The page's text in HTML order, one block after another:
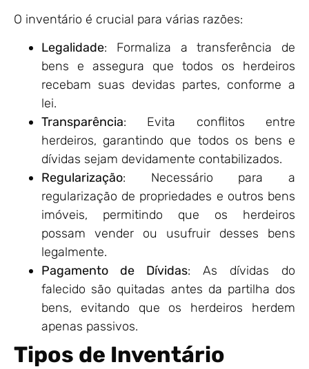
O inventário é crucial para várias razões:
Legalidade: Formaliza a transferência de
bens e assegura que todos os herdeiros
recebam suas devidas partes, conforme a
lei.
Transparência: Evita conflitos entre
herdeiros, garantindo que todos os bens e
dívidas sejam devidamente contabilizados.
Regularização: Necessário para a
regularização de propriedades e outros bens
imóveis, permitindo que os herdeiros
possam vender ou usufruir desses bens
legalmente.
Pagamento de Dívidas: As dívidas do
falecido são quitadas antes da partilha dos
bens, evitando que os herdeiros herdem
apenas passivos.
Tipos de Inventário